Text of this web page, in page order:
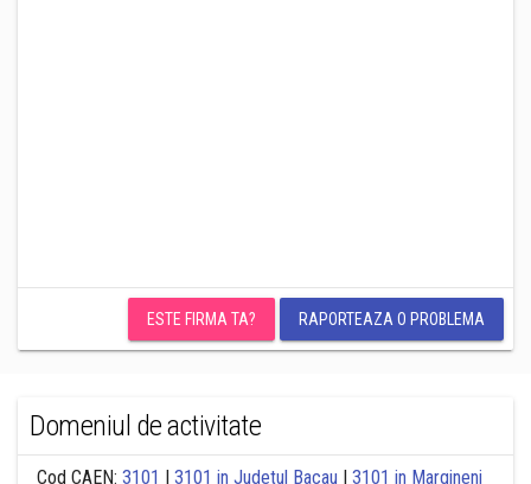
ESTE FIRMA TA? RAPORTEAZA O PROBLEMA
Domeniul de activitate
Cod CAEN: 3101 | 3101 in Judetul Bacau | 3101 in Margineni